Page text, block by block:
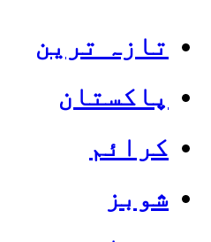
تازہ ترین
پاکستان
کرائم
شوبز
Categories
Top News